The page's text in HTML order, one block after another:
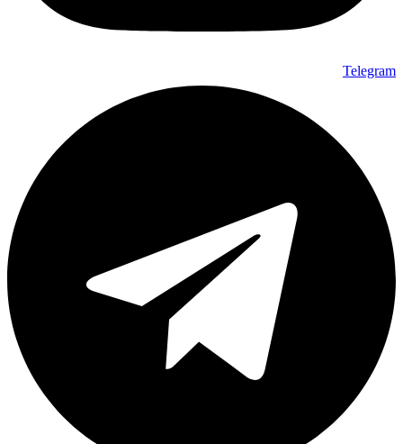
Telegram